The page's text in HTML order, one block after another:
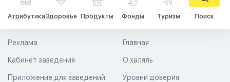
АтрибутикаЗдоровье Продукты Фонды Туризм Поиск
Главная
О халяль
Уровни доверия
Реклама
Кабинет заведения
Приложение для заведений